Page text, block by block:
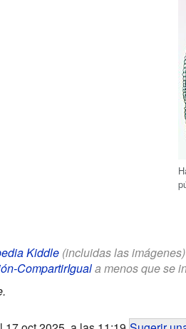
Kiddle(incluidas las
CompartirIguala menos que se